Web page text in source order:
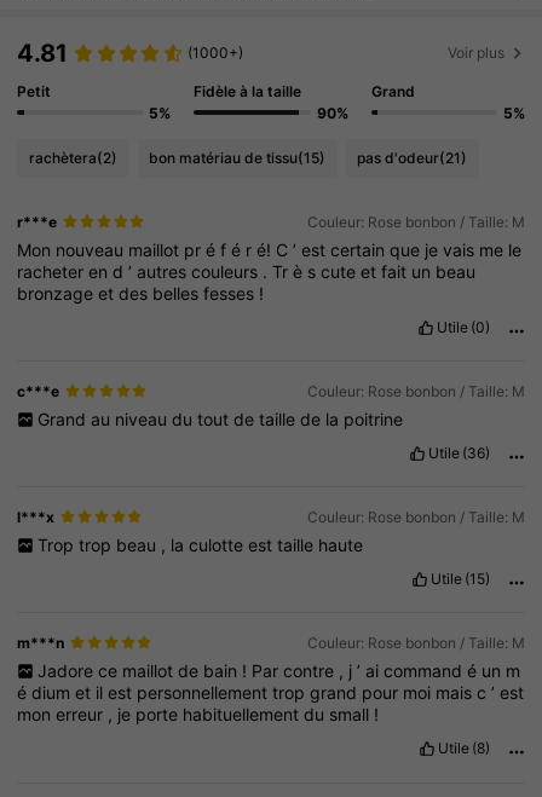
4.81 (1000+) Voir plus
Petit
5%
Fidèle à la taille
90%
Grand
5%
rachètera(2) bon matériau de tissu(15) pas d'odeur(21)
r***e Couleur: Rose bonbon / Taille: M
Mon nouveau maillot préfé ré! C’estcertainque jevais me le
racheterend’ autrescouleurs .Trè scuteetfait un beau
bronzageetdes bellesfesses !
Utile (0)
c***e Couleur: Rose bonbon / Taille: M
Grand au niveau du tout de taille de la poitrine
Utile (36)
l***x Couleur: Rose bonbon / Taille: M
Trop trop beau , la culotte est taille haute
Utile (15)
m***n Couleur: Rose bonbon / Taille: M
Jadore ce maillot de bain ! Par contre , j ’ ai command é un m
édiumet ilest personnellementtropgrand pour moi maisc’est
monerreur , je porte habituellementdu small !
Utile (8)